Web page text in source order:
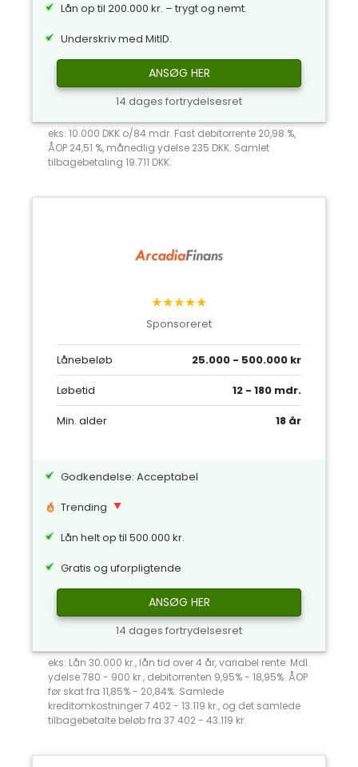
Lån op til 200.000 kr. – trygt og nemt.
Underskriv med MitID.
ANSØG HER
14 dages fortrydelsesret
eks: 10.000 DKK o/84 mdr. Fast debitorrente 20,98 %,
ÅOP 24,51 %, månedlig ydelse 235 DKK. Samlet
tilbagebetaling 19.711 DKK.
★★★★★
Sponsoreret
Lånebeløb
25.000 - 500.000 kr
Løbetid
12 - 180 mdr.
Min. alder
18 år
Godkendelse: Acceptabel
Trending
Lån helt op til 500.000 kr.
Gratis og uforpligtende
ANSØG HER
14 dages fortrydelsesret
eks: Lån 30.000 kr., lån tid over 4 år, variabel rente: Mdl.
ydelse 780 - 900 kr., debitorrenten 9,95% - 18,95%. ÅOP
før skat fra 11,85% - 20,84%. Samlede
kreditomkostninger 7.402 - 13.119 kr., og det samlede
tilbagebetalte beløb fra 37.402 - 43.119 kr.